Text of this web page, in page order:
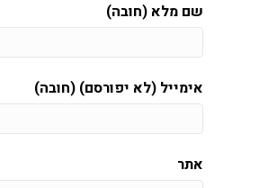
שם מלא (חובה)
אימייל (לא יפורסם) (חובה)
אתר